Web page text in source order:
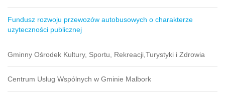
Fundusz rozwoju przewozów autobusowych o charakterze
uzyteczności publicznej
Gminny Ośrodek Kultury, Sportu, Rekreacji,Turystyki i Zdrowia
Centrum Usług Wspólnych w Gminie Malbork